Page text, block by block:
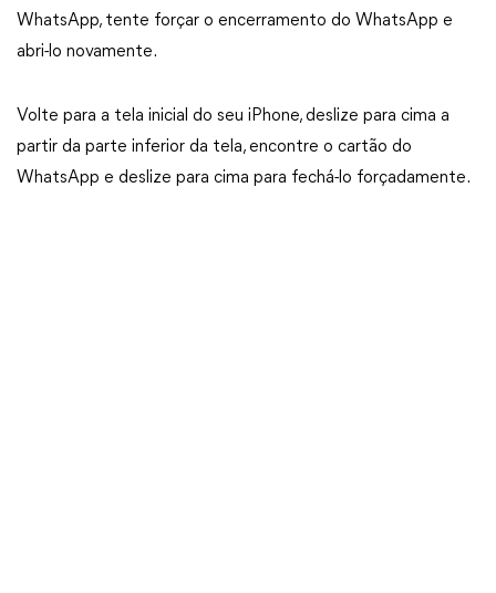
WhatsApp, tente forçar o encerramento do WhatsApp e
abri-lo novamente.
Volte para a tela inicial do seu iPhone, deslize para cima a
partir da parte inferior da tela, encontre o cartão do
WhatsApp e deslize para cima para fechá-lo forçadamente.